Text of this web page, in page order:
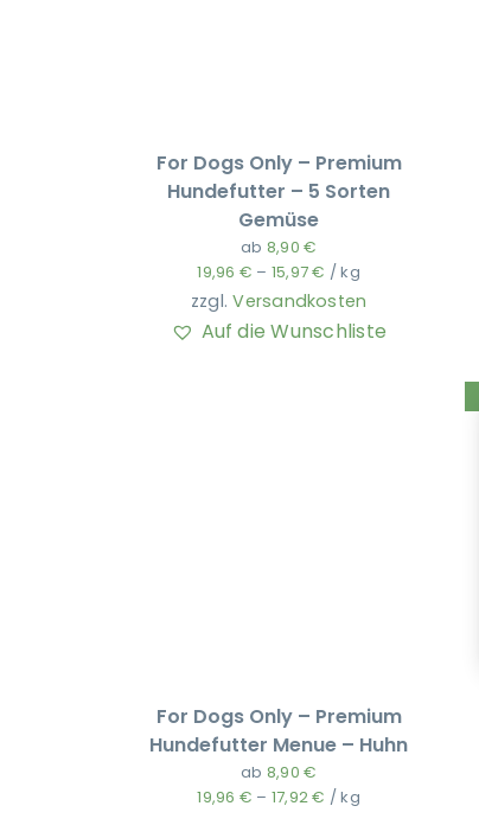
For Dogs Only – Premium
Hundefutter – 5 Sorten
Gemüse
ab 8,90 €
19,96 € – 15,97€ /kg
zzgl.Versandkosten
Auf die Wunschliste
For Dogs Only – Premium
Hundefutter Menue – Huhn
ab 8,90 €
19,96 € – 17,92€ /kg